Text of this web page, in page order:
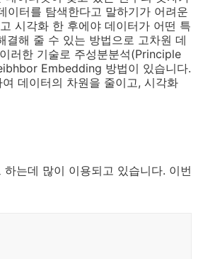
이터를 탐색한다고 말하기가 어려운
시각화 한 후에야 데이터가 어떤 특
결해 줄 수 있는 방법으로 고차원 데
러한 기술로 주성분분석(Principle
Embedding 방법이 있습니다.
데이터의 차원을 줄이고, 시각화
는데 많이 이용되고 있습니다. 이번